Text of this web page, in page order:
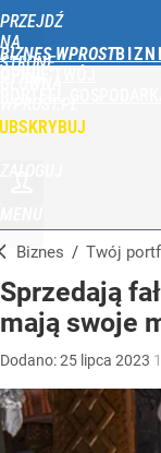
PRZEJDŹ
NA
STRONĘ
BIZNES WPROST
Biznes / Twój
Sprzedają
mają swoje
Dodano:25 lipca 2023